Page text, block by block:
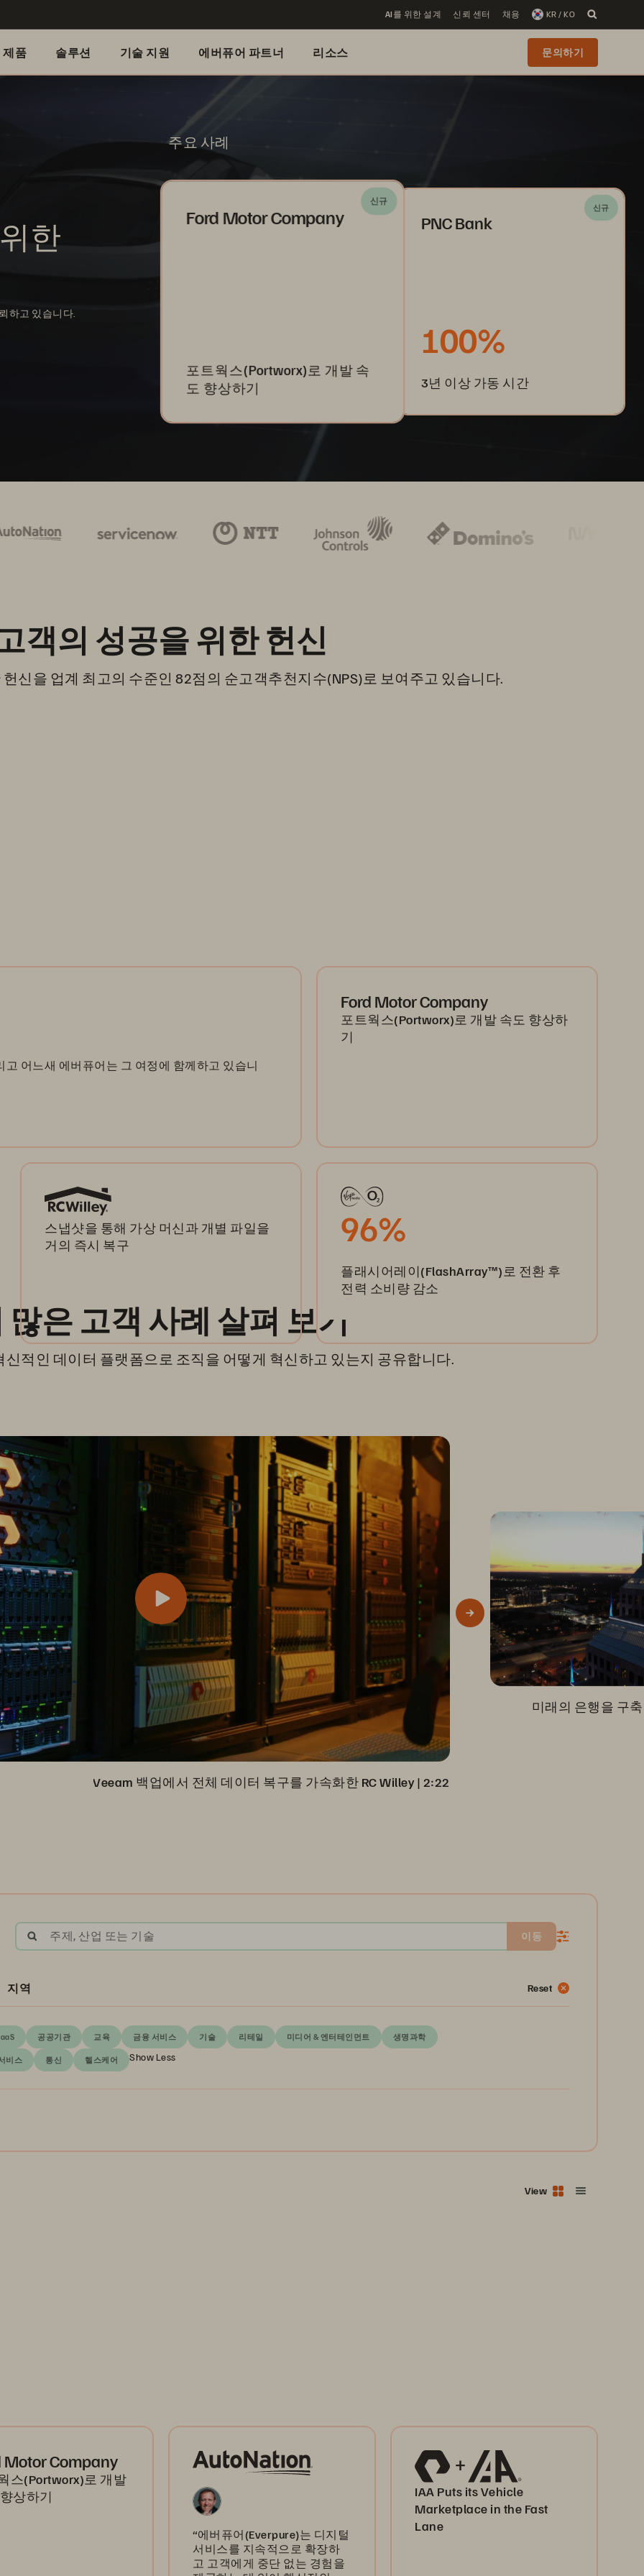
AI를 위한 설계 신뢰 센터 채용 KR / KO
제품 솔루션 기술 지원 에버퓨어 파트너 리소스 문의하기
한
하고 있습니다.
주요 사례
신규
Ford Motor Company
포트웍스(Portworx)로 개발 속
도 향상하기
신규
PNC Bank
100%
3년 이상 가동 시간
객의 성공을 위한 헌신
신을 업계 최고의 수준인 82점의 순고객추천지수(NPS)로 보여주고 있습니다.
어느새 에버퓨어는 그 여정에 함께하고 있습니
Ford Motor Company
포트웍스(Portworx)로 개발 속도 향상하
기
스냅샷을 통해 가상 머신과 개별 파일을
거의 즉시 복구
96%
플래시어레이(FlashArray™)로 전환 후
전력 소비량 감소
많은 고객 사례 살펴 보기
적인 데이터 플랫폼으로 조직을 어떻게 혁신하고 있는지 공유합니다.
Veeam 백업에서 전체 데이터 복구를 가속화한 RC Willey | 2:22
미래의 은행을 구
주제, 산업 또는 기술 이동
지역
공공기관 교육 금융 서비스 기술 리테일 미디어 & 엔터테인먼트 생명과학
비스 통신 헬스케어 Show Less
Reset
View
Motor Company
스(Portworx)로 개발
상하기
“에버퓨어(Everpure)는 디지털
서비스를 지속적으로 확장하
고 고객에게 중단 없는 경험을
IAA Puts its Vehicle
Marketplace in the Fast
Lane